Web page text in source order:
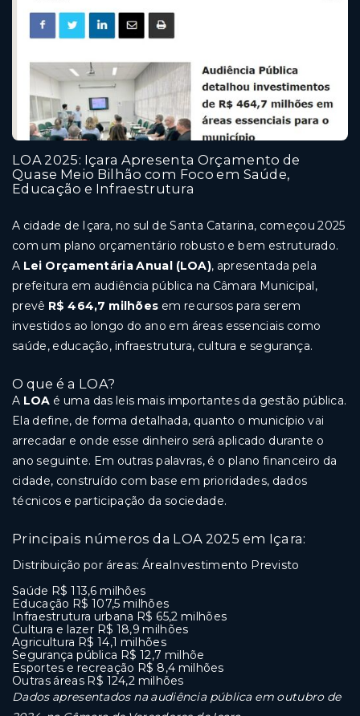
LOA 2025: Içara Apresenta Orçamento de
Quase Meio Bilhão com Foco em Saúde,
Educação e Infraestrutura
A cidade de Içara, no sul de Santa Catarina, começou 2025
com um plano orçamentário robusto e bem estruturado.
A Lei Orçamentária Anual (LOA), apresentada pela
prefeitura em audiência pública na Câmara Municipal,
prevê R$ 464,7 milhões em recursos para serem
investidos ao longo do ano em áreas essenciais como
saúde, educação, infraestrutura, cultura e segurança.
O que é a LOA?
A LOA é uma das leis mais importantes da gestão pública.
Ela define, de forma detalhada, quanto o município vai
arrecadar e onde esse dinheiro será aplicado durante o
ano seguinte. Em outras palavras, é o plano financeiro da
cidade, construído com base em prioridades, dados
técnicos e participação da sociedade.
Principais números da LOA 2025 em Içara:
Distribuição por áreas: ÁreaInvestimento Previsto
Saúde R$ 113,6 milhões
Educação R$ 107,5 milhões
Infraestrutura urbana R$ 65,2 milhões
Cultura e lazer R$ 18,9 milhões
Agricultura R$ 14,1 milhões
Segurança pública R$ 12,7 milhõe
Esportes e recreação R$ 8,4 milhões
Outras áreas R$ 124,2 milhões
Dados apresentados na audiência pública em outubro de